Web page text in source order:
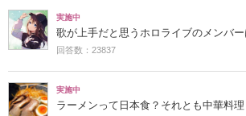
実施中
歌が上手だと思うホロライブのメンバー
回答数：23837
実施中
ラーメンって日本食？それとも中華料理